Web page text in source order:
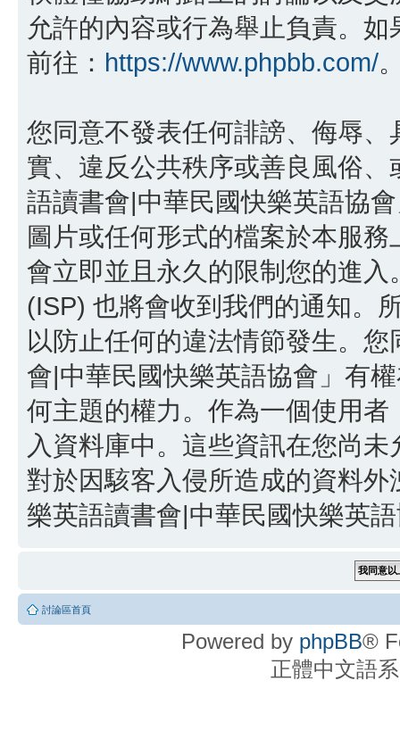
允許的內容或行為舉止負責。
前往： https://www.phpbb.com/
您同意不發表任何誹謗、侮辱
實、違反公共秩序或善良風俗
語讀書會|中華民國快樂英語協
圖片或任何形式的檔案於本服
會立即並且永久的限制您的進
(ISP) 也將會收到我們的通知。
以防止任何的違法情節發生。
會|中華民國快樂英語協會」有
何主題的權力。作為一個使用
入資料庫中。這些資訊在您尚
對於因駭客入侵所造成的資料
樂英語讀書會|中華民國快樂英
討論區首頁
Powered by phpBB®
正體中文語